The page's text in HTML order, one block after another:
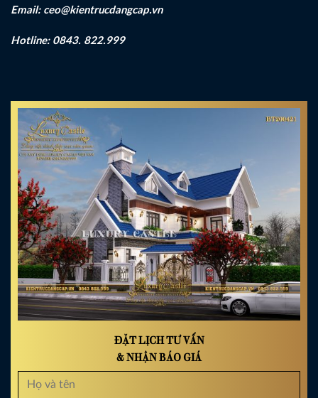
Email: ceo@kientrucdangcap.vn
Hotline: 0843. 822.999
ĐẶT LỊCH TƯ VẤN
& NHẬN BÁO GIÁ